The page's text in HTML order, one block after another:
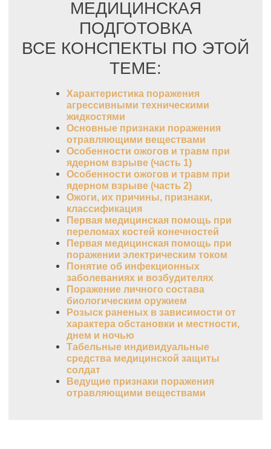
МЕДИЦИНСКАЯ
ПОДГОТОВКА
ВСЕ КОНСПЕКТЫ ПО ЭТОЙ
ТЕМЕ:
Характеристика поражения
агрессивными техническими
жидкостями
Основные признаки поражения
отравляющими веществами
Особенности ожогов и травм при
ядерном взрыве (часть 1)
Особенности ожогов и травм при
ядерном взрыве (часть 2)
Ожоги, их причины, признаки,
классификация
Первая медицинская помощь при
переломах костей конечностей
Первая медицинская помощь при
поражении электрическим током
Понятие об инфекционных
заболеваниях и возбудителях
Поражение личного состава
биологическим оружием
Розыск раненых в зависимости от
характера обстановки и местности,
днем и ночью
Табельные индивидуальные
средства медицинской защиты
солдат
Ведущие признаки поражения
отравляющими веществами